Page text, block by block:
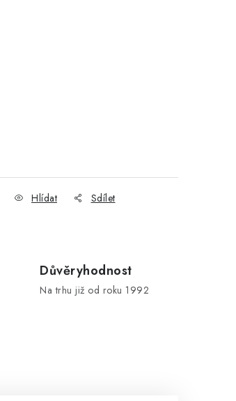
Hlídat Sdílet
Důvěryhodnost
Na trhu již od roku 1992